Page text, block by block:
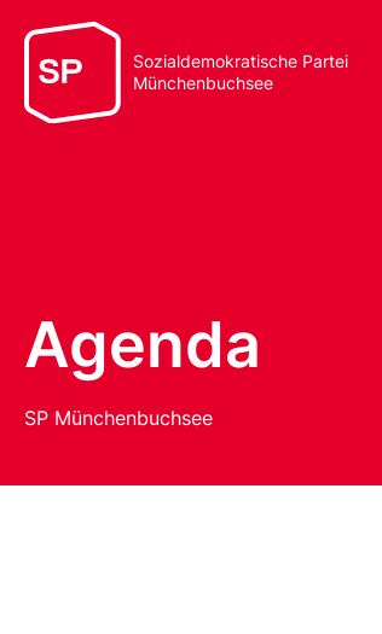
Sozialdemokratische Partei
Münchenbuchsee
Agenda
SP Münchenbuchsee